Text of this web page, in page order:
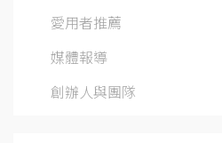
愛用者推薦
媒體報導
創辦人與團隊